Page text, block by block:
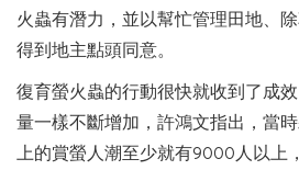
火蟲有潛力，並以幫忙管理田地、
得到地主點頭同意。
復育螢火蟲的行動很快就收到了成
量一樣不斷增加，許鴻文指出，當
上的賞螢人潮至少就有9000人以上